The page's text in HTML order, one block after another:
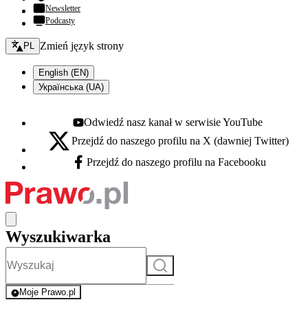
Newsletter
Podcasty
Zmień język - bieżący:
PL Zmień język strony
English (EN)
Українська (UA)
Youtube - otwiera się w nowej karcie
Odwiedź nasz kanał w serwisie YouTube
X - otwiera się w nowej karcie
Przejdź do naszego profilu na X (dawniej Twitter)
Facebook - otwiera się w nowej karcie
Przejdź do naszego profilu na Facebooku
Wyszukiwarka
Szukaj
Moje Prawo.pl
- rejestracja i logowanie do serwisu